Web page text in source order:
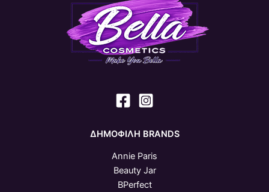
ΔΗΜΟΦΙΛΗ BRANDS
Annie Paris
Beauty Jar
BPerfect